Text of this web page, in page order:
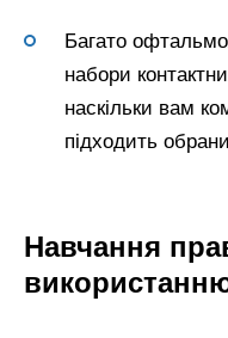
Багато
набори
наскільки вам
підходить
Навчання